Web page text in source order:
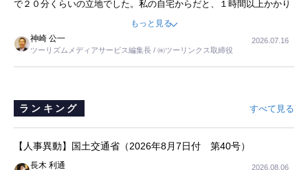
で２０分くらいの立地でした。私の自宅からだと、１時間以上かかり
ました。母の住まいから近いという理由で、その施設を選択したので
すが、私と妹にとっては、半日仕事ででした。シニアの住まい選び
は、当人だけではなく、世話をする家族の足の便も考えない外池ない
と思いました。
もっと見る
神崎 公一
ツーリズムメディアサービス編集長 / ㈱ツーリンクス取締役
2026.07.16
ランキング すべて見る
【人事異動】国土交通省（2026年8月7日付 第40号）
長木 利通 2026.08.06